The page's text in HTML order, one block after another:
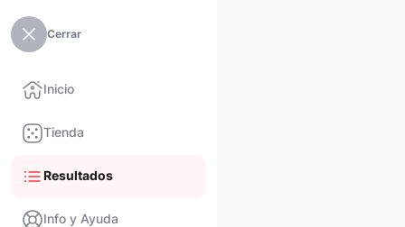
Cerrar
Inicio
Tienda
Resultados
Info y Ayuda